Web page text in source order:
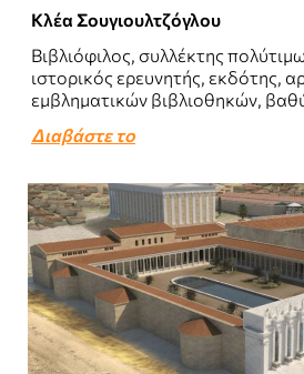
Κλέα Σουγιουλτζόγλου
Βιβλιόφιλος, συλλέκτης
ιστορικός ερευνητής, εκδότης,
εμβληματικών βιβλιοθηκών,
βιβλιοθηκών και του ελληνικού
Διαβάστε το